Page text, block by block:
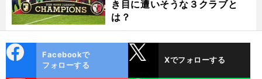
き目に遭いそうな３クラブと
は？
ok
Facebookで
フォローする
Xでフォローする